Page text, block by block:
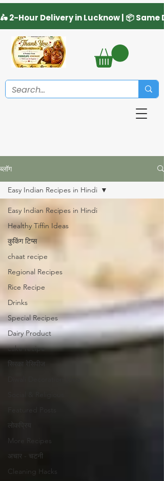
ब्लॉग
Easy Indian Recipes in Hindi
Healthy Tiffin Ideas
कुकिंग टिप्स
chaat recipe
Regional Recipes
Rice Recipe
Drinks
Special Recipes
Dairy Product
cake recipe
सिरका रेसिपीज
लोकप्रिय
More Recipes
अचार - चटनी
Cleaning Hacks
Easy Indian Recipes in Hindi